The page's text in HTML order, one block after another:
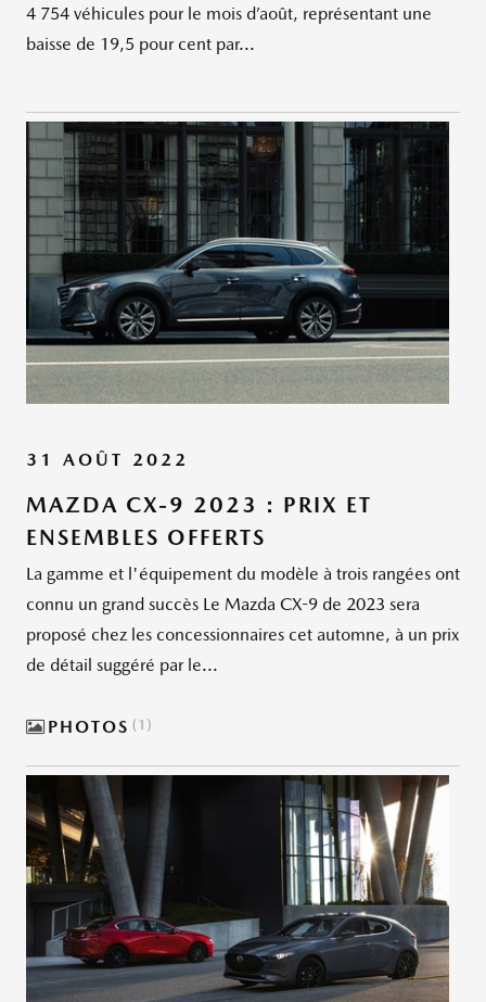
4 754 véhicules pour le mois d’août, représentant une
baisse de 19,5 pour cent par...
31 AOÛT 2022
MAZDA CX-9 2023 : PRIX ET
ENSEMBLES OFFERTS
La gamme et l'équipement du modèle à trois rangées ont
connu un grand succès Le Mazda CX-9 de 2023 sera
proposé chez les concessionnaires cet automne, à un prix
de détail suggéré par le...
PHOTOS 1